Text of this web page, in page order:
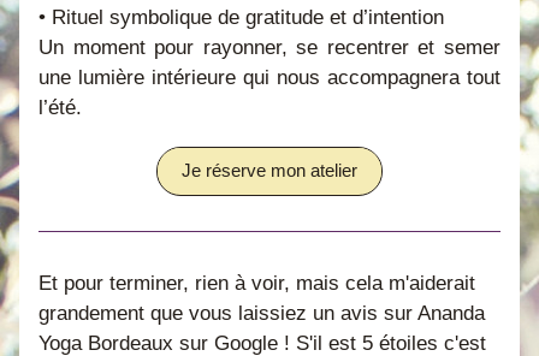
• Rituel symbolique de gratitude et d’intention
Un moment pour rayonner, se recentrer et semer
une lumière intérieure qui nous accompagnera tout
l’été.
Je réserve mon atelier
Et pour terminer, rien à voir, mais cela m'aiderait
grandement que vous laissiez un avis sur Ananda
Yoga Bordeaux sur Google ! S'il est 5 étoiles c'est